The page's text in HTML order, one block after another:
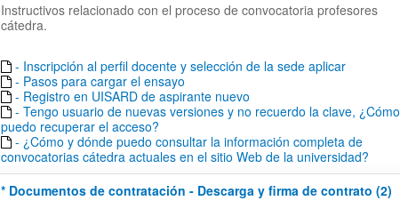
Instructivos relacionado con el proceso de convocatoria profesores
cátedra.
- Inscripción al perfil docente y selección de la sede aplicar
- Pasos para cargar el ensayo
- Registro en UISARD de aspirante nuevo
- Tengo usuario de nuevas versiones y no recuerdo la clave, ¿Cómo
puedo recuperar el acceso?
- ¿Cómo y dónde puedo consultar la información completa de
convocatorias cátedra actuales en el sitio Web de la universidad?
* Documentos de contratación - Descarga y firma de contrato (2)